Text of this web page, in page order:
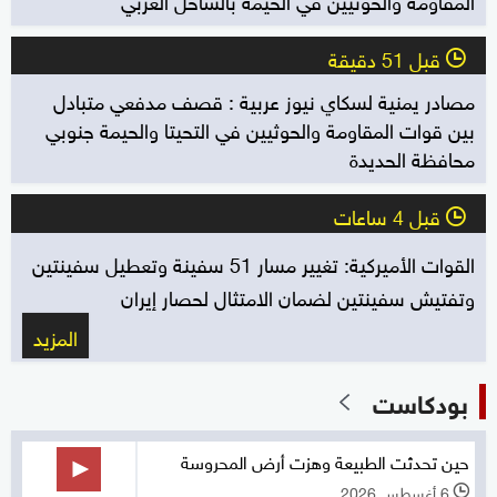
l قبل 51 دقيقة
مصادر يمنية لسكاي نيوز عربية : قصف مدفعي متبادل
بين قوات المقاومة والحوثيين في التحيتا والحيمة جنوبي
محافظة الحديدة
l قبل 4 ساعات
القوات الأميركية: تغيير مسار 51 سفينة وتعطيل سفينتين
وتفتيش سفينتين لضمان الامتثال لحصار إيران
المزيد
بودكاست
حين تحدثت الطبيعة وهزت أرض المحروسة
l 6 أغسطس 2026